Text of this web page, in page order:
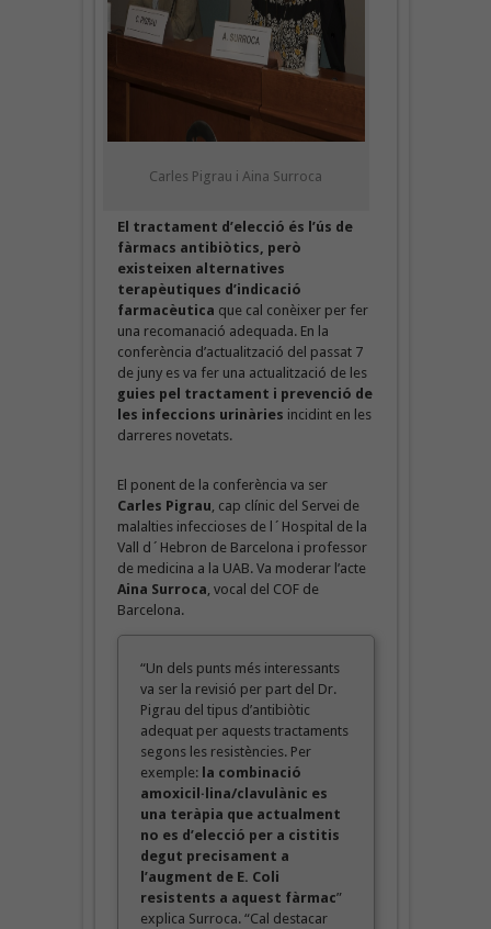
Carles Pigrau i Aina Surroca
El tractament d’elecció és l’ús de
fàrmacs antibiòtics, però
existeixen alternatives
terapèutiques d’indicació
farmacèutica que cal conèixer per fer
una recomanació adequada. En la
conferència d’actualització del passat 7
de juny es va fer una actualització de les
guies pel tractament i prevenció de
les infeccions urinàries incidint en les
darreres novetats.
El ponent de la conferència va ser
Carles Pigrau , cap clínic del Servei de
malalties infeccioses de l´Hospital de la
Vall d´Hebron de Barcelona i professor
de medicina a la UAB. Va moderar l’acte
Aina Surroca , vocal del COF de
Barcelona.
“Un dels punts més interessants
va ser la revisió per part del Dr.
Pigrau del tipus d’antibiòtic
adequat per aquests tractaments
segons les resistències. Per
exemple: la combinació
amoxicil·lina/clavulànic es
una teràpia que actualment
no es d’elecció per a cistitis
degut precisament a
l’augment de E. Coli
resistents a aquest fàrmac”
explica Surroca. “Cal destacar